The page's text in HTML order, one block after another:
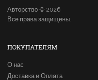
Авторство © 2026
Все права защищены.
ПОКУПАТЕЛЯМ
О нас
Доставка и Оплата